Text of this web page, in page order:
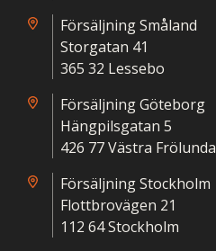
Försäljning Småland
Storgatan 41
365 32 Lessebo
Försäljning Göteborg
Hängpilsgatan 5
426 77 Västra Frölunda
Försäljning Stockholm
Flottbrovägen 21
112 64 Stockholm